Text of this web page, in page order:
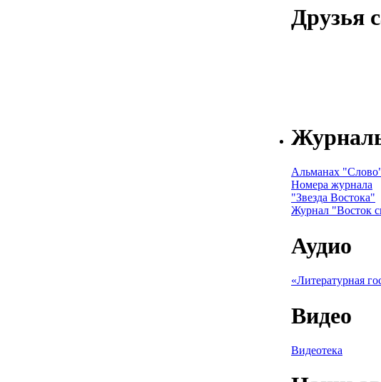
Друзья
Альманах
Номера журнала
"Звезда Востока"
Журнал "Восток
Аудио
«Литературная
Видео
Видеотека